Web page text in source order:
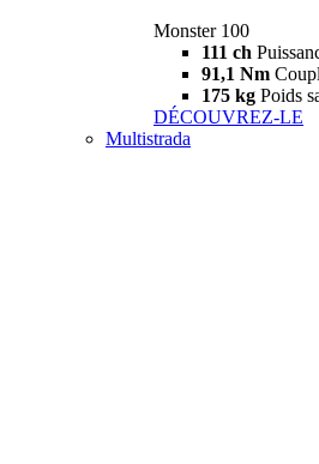
Monster 100
111 ch
91,1 Nm
175 kg Poids
DÉCOUVREZ-LE
Multistrada